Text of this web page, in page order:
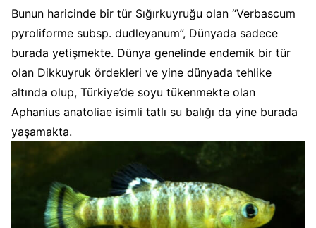
Bunun haricinde bir tür Sığırkuyruğu olan “Verbascum
pyroliforme subsp. dudleyanum”, Dünyada sadece
burada yetişmekte. Dünya genelinde endemik bir tür
olan Dikkuyruk ördekleri ve yine dünyada tehlike
altında olup, Türkiye’de soyu tükenmekte olan
Aphanius anatoliae isimli tatlı su balığı da yine burada
yaşamakta.